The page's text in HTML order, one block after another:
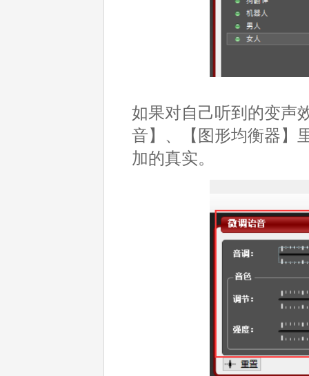
如果对自己听到的变声
音】、【图形均衡器】
加的真实。